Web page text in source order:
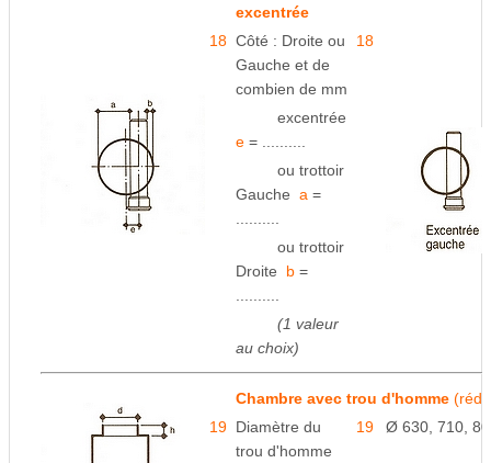
excentrée
18 Côté : Droite ou
Gauche et de
combien de mm
18
excentrée
e = ..........
ou trottoir
Gauche a =
ou trottoir
Droite b =
(1 valeur
au choix)
Chambre avec trou d'homme
19 Diamètre du
trou d'homme
19 Ø 630, 710,